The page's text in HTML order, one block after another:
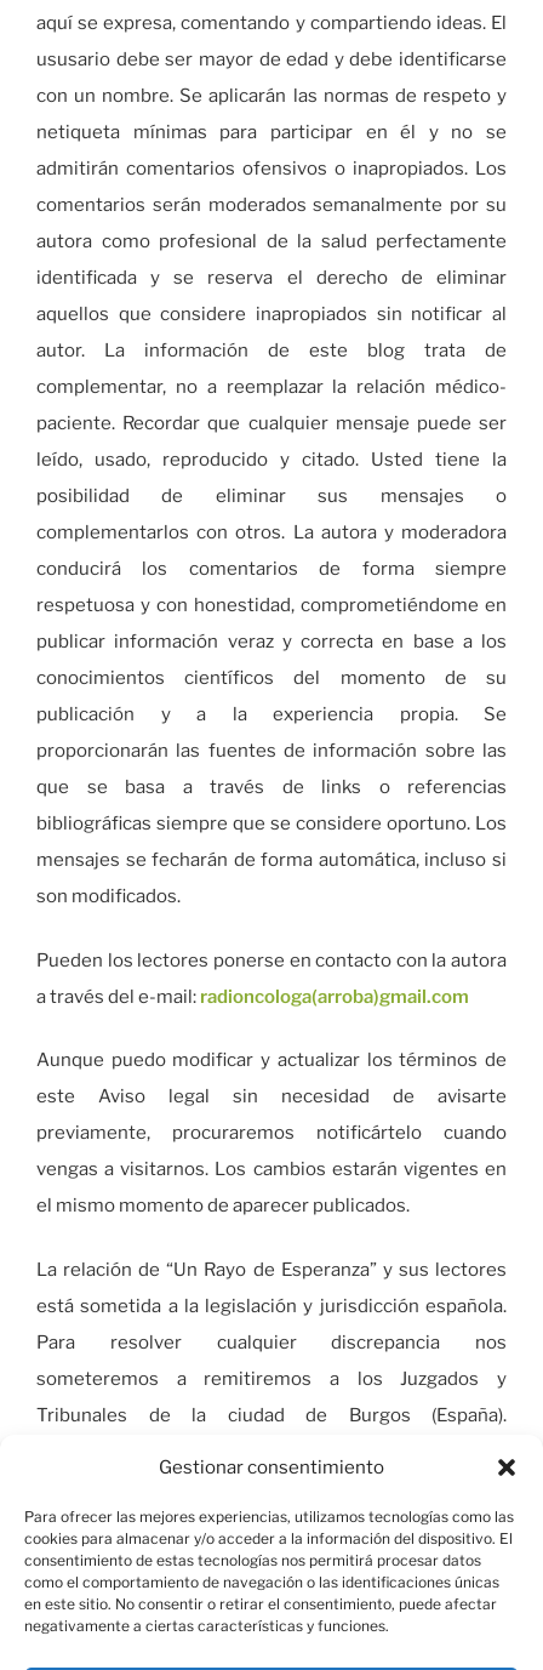
Gestionar consentimiento
Para ofrecer las mejores experiencias, utilizamos tecnologías como las
cookies para almacenar y/o acceder a la información del dispositivo. El
consentimiento de estas tecnologías nos permitirá procesar datos
como el comportamiento de navegación o las identificaciones únicas
en este sitio. No consentir o retirar el consentimiento, puede afectar
negativamente a ciertas características y funciones.
aquí se expresa, comentando y compartiendo ideas. El
ususario debe ser mayor de edad y debe identificarse
con un nombre. Se aplicarán las normas de respeto y
netiqueta mínimas para participar en él y no se
admitirán comentarios ofensivos o inapropiados. Los
comentarios serán moderados semanalmente por su
autora como profesional de la salud perfectamente
identificada y se reserva el derecho de eliminar
aquellos que considere inapropiados sin notificar al
autor. La información de este blog trata de
complementar, no a reemplazar la relación médico-
paciente. Recordar que cualquier mensaje puede ser
leído, usado, reproducido y citado. Usted tiene la
posibilidad de eliminar sus mensajes o
complementarlos con otros. La autora y moderadora
conducirá los comentarios de forma siempre
respetuosa y con honestidad, comprometiéndome en
publicar información veraz y correcta en base a los
conocimientos científicos del momento de su
publicación y a la experiencia propia. Se
proporcionarán las fuentes de información sobre las
que se basa a través de links o referencias
bibliográficas siempre que se considere oportuno. Los
mensajes se fecharán de forma automática, incluso si
son modificados.
Pueden los lectores ponerse en contacto con la autora
a través del e-mail: radioncologa(arroba)gmail.com
Aunque puedo modificar y actualizar los términos de
este Aviso legal sin necesidad de avisarte
previamente, procuraremos notificártelo cuando
vengas a visitarnos. Los cambios estarán vigentes en
el mismo momento de aparecer publicados.
La relación de “Un Rayo de Esperanza” y sus lectores
está sometida a la legislación y jurisdicción española.
Para resolver cualquier discrepancia nos
someteremos a remitiremos a los Juzgados y
Tribunales de la ciudad de Burgos (España).